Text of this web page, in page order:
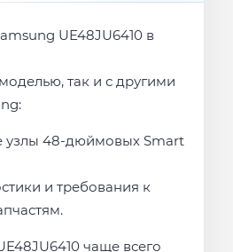
UE48JU6410 в
так и с другими
узлы 48-дюймовых Smart
и требования к
чаще всего